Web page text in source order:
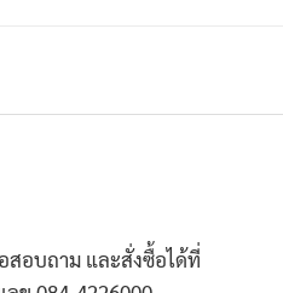
สอบถาม และสั่งซื้อได้ที่